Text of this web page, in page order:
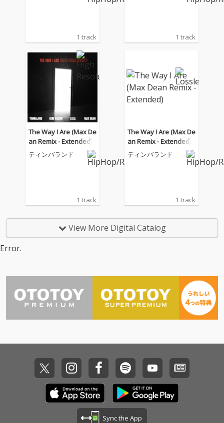
1 track 1 track
The Way I Are (Max De
an Remix - Extended)
ティンバランド
1 track
The Way I Are (Max De
an Remix - Extended)
ティンバランド
1 track
View More Digital Catalog
Error.
Sync the App